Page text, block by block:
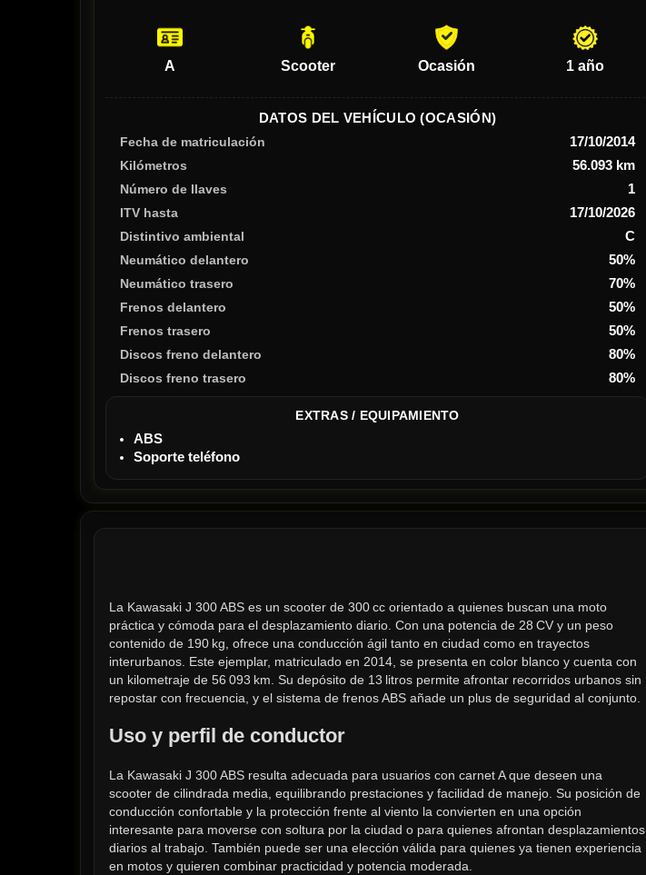
A Scooter Ocasión 1 año
DATOS DEL VEHÍCULO (OCASIÓN)
Fecha de matriculación
17/10/2014
Kilómetros
56.093 km
Número de llaves
1
ITV hasta
17/10/2026
Distintivo ambiental
C
Neumático delantero
50%
Neumático trasero
70%
Frenos delantero
50%
Frenos trasero
50%
Discos freno delantero
80%
Discos freno trasero
80%
EXTRAS / EQUIPAMIENTO
ABS
Soporte teléfono
La Kawasaki J 300 ABS es un scooter de 300 cc orientado a quienes buscan una moto
práctica y cómoda para el desplazamiento diario. Con una potencia de 28 CV y un peso
contenido de 190 kg, ofrece una conducción ágil tanto en ciudad como en trayectos
interurbanos. Este ejemplar, matriculado en 2014, se presenta en color blanco y cuenta con
un kilometraje de 56 093 km. Su depósito de 13 litros permite afrontar recorridos urbanos sin
repostar con frecuencia, y el sistema de frenos ABS añade un plus de seguridad al conjunto.
Uso y perfil de conductor
La Kawasaki J 300 ABS resulta adecuada para usuarios con carnet A que deseen una
scooter de cilindrada media, equilibrando prestaciones y facilidad de manejo. Su posición de
conducción confortable y la protección frente al viento la convierten en una opción
interesante para moverse con soltura por la ciudad o para quienes afrontan desplazamientos
diarios al trabajo. También puede ser una elección válida para quienes ya tienen experiencia
en motos y quieren combinar practicidad y potencia moderada.